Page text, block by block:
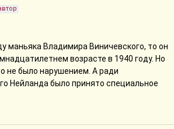
маньяка Владимира Виничевского, то он
возрасте в 1940 году. Но
не было нарушением. А ради
Нейланда было принято специальное